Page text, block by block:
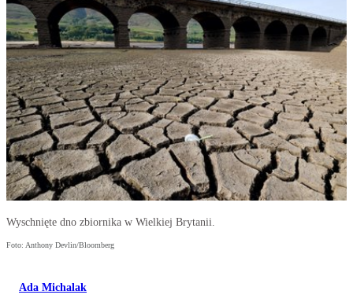
Wyschnięte dno zbiornika w Wielkiej Brytanii.
Foto: Anthony Devlin/Bloomberg
Ada Michalak